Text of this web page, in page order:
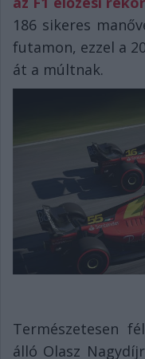
186 sikeres
futamon, ezzel a
át a múltnak.
Természetesen
álló Olasz